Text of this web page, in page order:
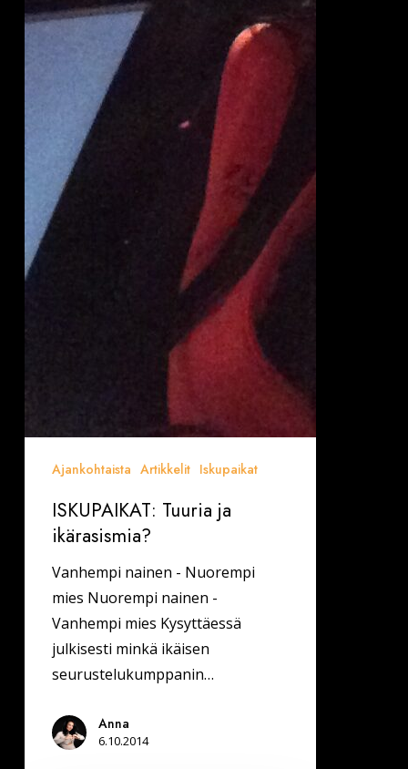
Ajankohtaista Artikkelit Iskupaikat
ISKUPAIKAT: Tuuria ja
ikärasismia?
Vanhempi nainen - Nuorempi
mies Nuorempi nainen -
Vanhempi mies Kysyttäessä
julkisesti minkä ikäisen
seurustelukumppanin…
Anna
6.10.2014